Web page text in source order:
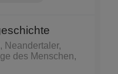
Neandertaler,
des Menschen,